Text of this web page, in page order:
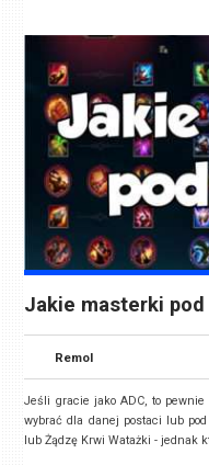
Jakie masterki pod
Remol
Jeśli gracie jako ADC, to
wybrać dla danej postaci lub
lub Żądzę Krwi Watażki - jednak